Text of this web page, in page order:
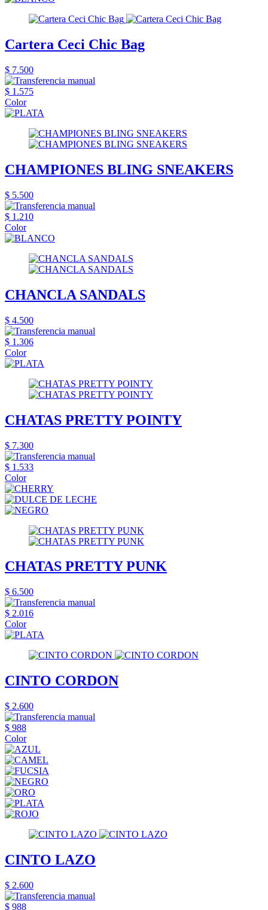
Cartera Ceci Chic Bag
$ 7.500
$ 1.575
Color
CHAMPIONES BLING SNEAKERS
$ 5.500
$ 1.210
Color
CHANCLA SANDALS
$ 4.500
$ 1.306
Color
CHATAS PRETTY POINTY
$ 7.300
$ 1.533
Color
CHATAS PRETTY PUNK
$ 6.500
$ 2.016
Color
CINTO CORDON
$ 2.600
$ 988
Color
CINTO LAZO
$ 2.600
$ 988